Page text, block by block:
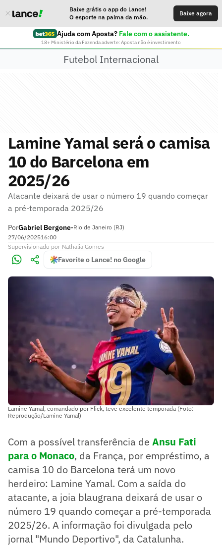
Baixe grátis o app do Lance!
O esporte na palma da mão.
Baixe agora
Ajuda com Aposta? Fale com o assistente.
18+ Ministério da Fazenda adverte: Aposta não é investimento
Futebol Internacional
Lamine Yamal será o camisa
10 do Barcelona em
2025/26
Atacante deixará de usar o número 19 quando começar
a pré-temporada 2025/26
PorGabriel Bergone•Rio de Janeiro (RJ)
27/06/202516:00
Supervisionado por Nathalia Gomes
Favorite o Lance! no Google
Lamine Yamal, comandado por Flick, teve excelente temporada (Foto:
Reprodução/Lamine Yamal)
Com a possível transferência de Ansu Fati
para o Monaco, da França, por empréstimo, a
camisa 10 do Barcelona terá um novo
herdeiro: Lamine Yamal. Com a saída do
atacante, a joia blaugrana deixará de usar o
número 19 quando começar a pré-temporada
2025/26. A informação foi divulgada pelo
jornal "Mundo Deportivo", da Catalunha.